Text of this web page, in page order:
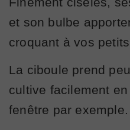
et son bulbe
croquant à vos
La ciboule prend
cultive facilement
fenêtre par exemple.